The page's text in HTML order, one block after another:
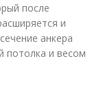
после
и
анкера
потолка и весом